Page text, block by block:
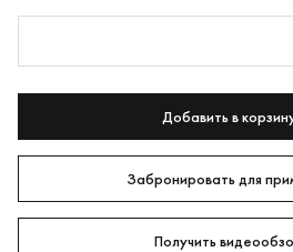
Добавить в
Забронировать для
Получить